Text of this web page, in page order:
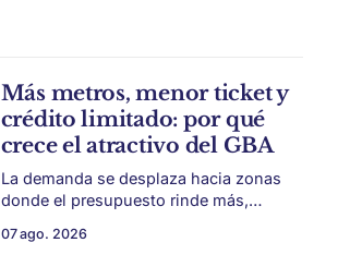
Más metros, menor ticket y
crédito limitado: por qué
crece el atractivo del GBA
La demanda se desplaza hacia zonas
donde el presupuesto rinde más,
en CABA y menor acceso al crédito
07 ago. 2026